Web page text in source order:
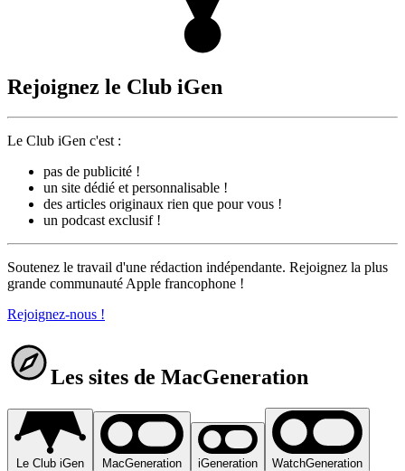
Rejoignez le Club iGen
Le Club iGen c'est :
pas de publicité !
un site dédié et personnalisable !
des articles originaux rien que pour vous !
un podcast exclusif !
Soutenez le travail d'une rédaction indépendante. Rejoignez la plus
grande communauté Apple francophone !
Rejoignez-nous !
Les sites de MacGeneration
Le Club iGen MacGeneration iGeneration WatchGeneration